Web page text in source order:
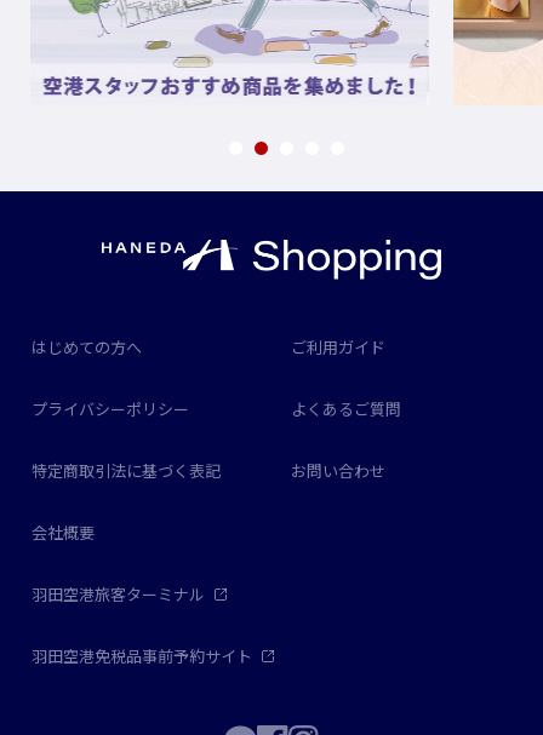
はじめての方へ ご利用ガイド
プライバシーポリシー よくあるご質問
特定商取引法に基づく表記 お問い合わせ
会社概要
羽田空港旅客ターミナル
羽田空港免税品事前予約サイト